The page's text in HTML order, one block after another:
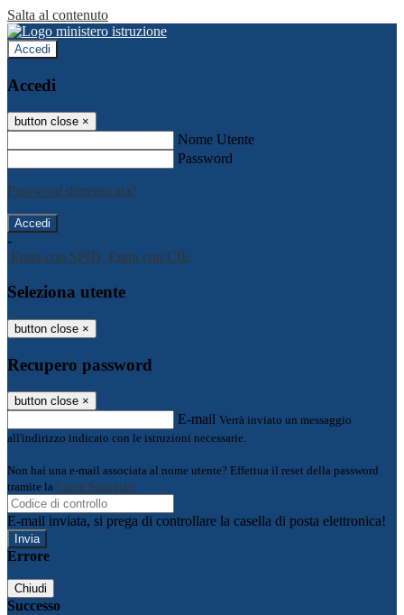
Salta al contenuto
Accedi
Accedi
button close ×
Nome Utente
Password
Password dimenticata?
-
Entra con SPID Entra con CIE
Seleziona utente
button close ×
Recupero password
button close ×
E-mail Verrà inviato un messaggio
all'indirizzo indicato con le istruzioni necessarie.
Non hai una e-mail associata al nome utente? Effettua il reset della password
tramite la Login Spaggiari
E-mail inviata, si prega di controllare la casella di posta elettronica!
Errore
Chiudi
Successo